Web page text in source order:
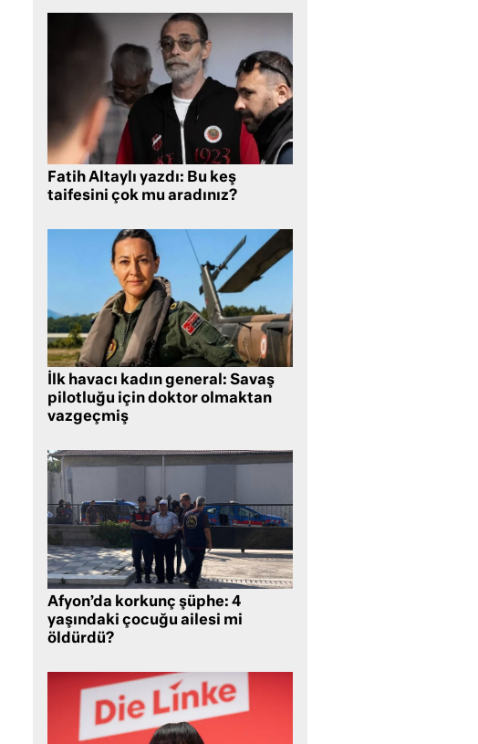
Fatih Altaylı yazdı: Bu keş
taifesini çok mu aradınız?
İlk havacı kadın general: Savaş
pilotluğu için doktor olmaktan
vazgeçmiş
Afyon’da korkunç şüphe: 4
yaşındaki çocuğu ailesi mi
öldürdü?